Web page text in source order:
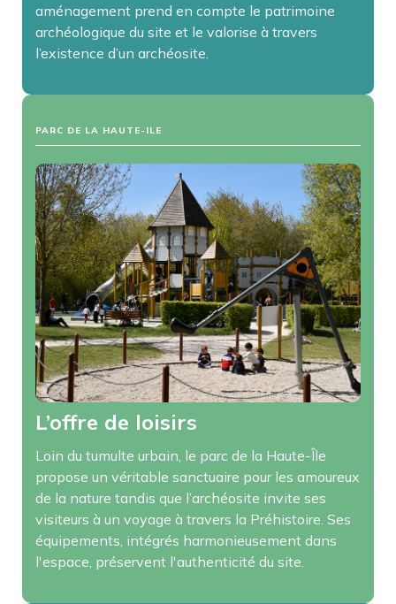
aménagement prend en compte le patrimoine
archéologique du site et le valorise à travers
l’existence d’un archéosite.
PARC DE LA HAUTE-ILE
L’offre de loisirs
Loin du tumulte urbain, le parc de la Haute-Île
propose un véritable sanctuaire pour les amoureux
de la nature tandis que l’archéosite invite ses
visiteurs à un voyage à travers la Préhistoire. Ses
équipements, intégrés harmonieusement dans
l'espace, préservent l'authenticité du site.